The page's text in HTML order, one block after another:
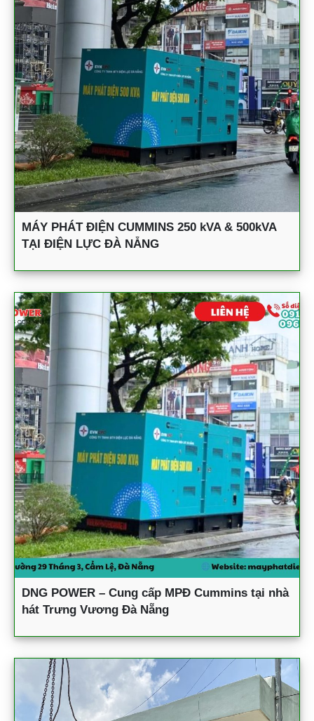
MÁY PHÁT ĐIỆN CUMMINS 250 kVA & 500kVA
TẠI ĐIỆN LỰC ĐÀ NẴNG
DNG POWER – Cung cấp MPĐ Cummins tại nhà
hát Trưng Vương Đà Nẵng